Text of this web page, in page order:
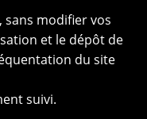
modifier vos
et le dépôt de
du site
suivi.